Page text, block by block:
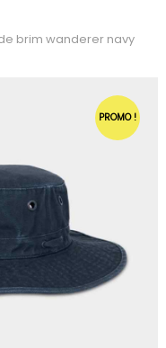
brim wanderer navy
PROMO !